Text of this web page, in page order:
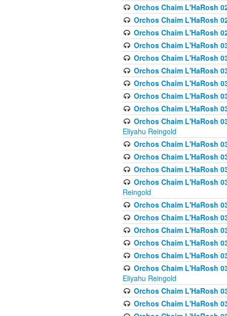
Orchos Chaim L'HaRosh
Orchos Chaim L'HaRosh
Orchos Chaim L'HaRosh
Orchos Chaim L'HaRosh
Orchos Chaim L'HaRosh
Orchos Chaim L'HaRosh
Orchos Chaim L'HaRosh
Orchos Chaim L'HaRosh
Orchos Chaim L'HaRosh
Orchos Chaim L'HaRosh
Eliyahu Reingold
Orchos Chaim L'HaRosh
Orchos Chaim L'HaRosh
Orchos Chaim L'HaRosh
Orchos Chaim L'HaRosh
Reingold
Orchos Chaim L'HaRosh
Orchos Chaim L'HaRosh
Orchos Chaim L'HaRosh
Orchos Chaim L'HaRosh
Orchos Chaim L'HaRosh
Orchos Chaim L'HaRosh
Eliyahu Reingold
Orchos Chaim L'HaRosh
Orchos Chaim L'HaRosh